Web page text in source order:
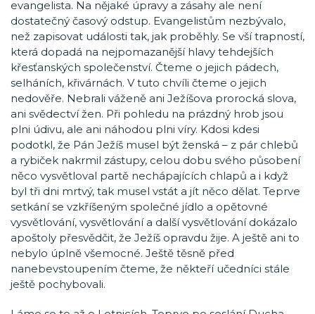
evangelista. Na nějaké úpravy a zásahy ale není
dostatečný časový odstup. Evangelistům nezbývalo,
než zapisovat události tak, jak proběhly. Se vší trapností,
která dopadá na nejpomazanější hlavy tehdejších
křesťanských společenství. Čteme o jejich pádech,
selháních, křivárnách. V tuto chvíli čteme o jejich
nedověře. Nebrali váženě ani Ježíšova prorocká slova,
ani svědectví žen. Při pohledu na prázdný hrob jsou
plni údivu, ale ani náhodou plni víry. Kdosi kdesi
podotkl, že Pán Ježíš musel být ženská – z pár chlebů
a rybiček nakrmil zástupy, celou dobu svého působení
něco vysvětloval partě nechápajících chlapů a i když
byl tři dni mrtvý, tak musel vstát a jít něco dělat. Teprve
setkání se vzkříšeným společné jídlo a opětovné
vysvětlování, vysvětlování a další vysvětlování dokázalo
apoštoly přesvědčit, že Ježíš opravdu žije. A ještě ani to
nebylo úplně všemocné. Ještě těsně před
nanebevstoupením čteme, že někteří učedníci stále
ještě pochybovali.